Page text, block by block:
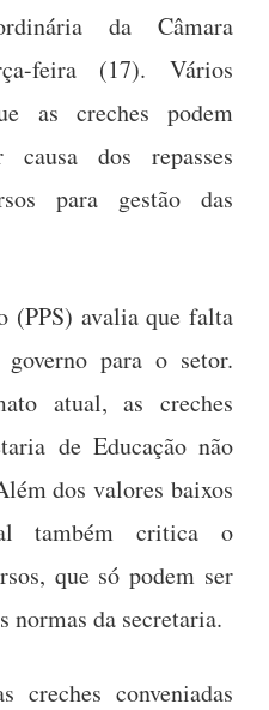
da Câmara
feira (17). Vários
as creches podem
dos repasses
para gestão das
(PPS) avalia que falta
para o setor.
atual, as creches
de Educação não
dos valores baixos
também critica o
que só podem ser
normas da secretaria.
creches conveniadas